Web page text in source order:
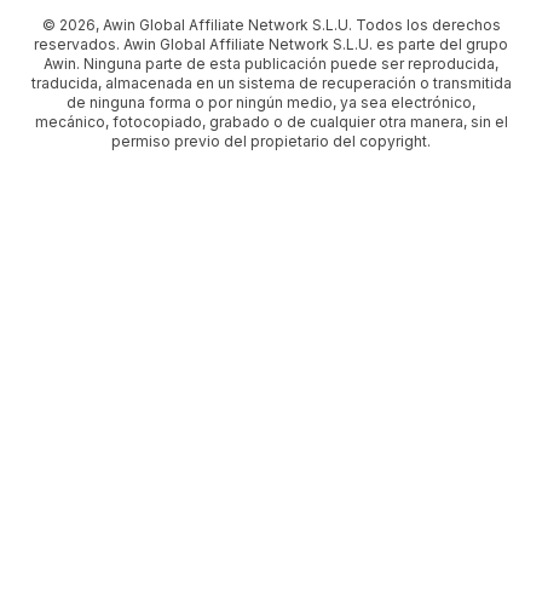
© 2026, Awin Global Affiliate Network S.L.U. Todos los derechos
reservados. Awin Global Affiliate Network S.L.U. es parte del grupo
Awin. Ninguna parte de esta publicación puede ser reproducida,
traducida, almacenada en un sistema de recuperación o transmitida
de ninguna forma o por ningún medio, ya sea electrónico,
mecánico, fotocopiado, grabado o de cualquier otra manera, sin el
permiso previo del propietario del copyright.